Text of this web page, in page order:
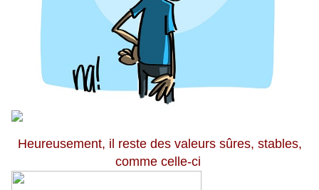
Heureusement, il restedes valeurs sûres, stables,
comme celle-ci